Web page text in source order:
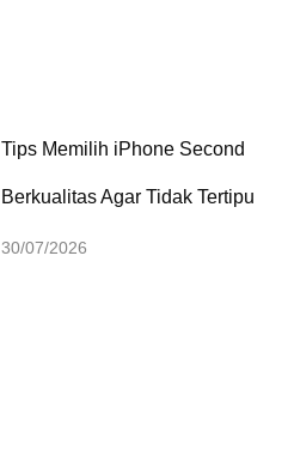
Tips Memilih iPhone Second
Berkualitas Agar Tidak Tertipu
30/07/2026